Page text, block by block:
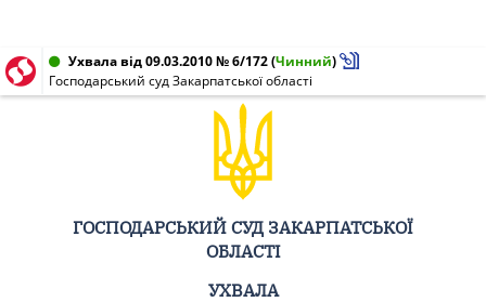
Ухвала від 09.03.2010 № 6/172(Чинний)
Господарський суд Закарпатської області
ГОСПОДАРСЬКИЙ СУД ЗАКАРПАТСЬКОЇ
ОБЛАСТІ
УХВАЛА